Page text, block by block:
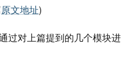
原文地址)
过对上篇提到的几个模块进